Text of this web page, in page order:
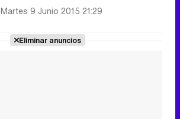
Martes 9 Junio 2015 21:29
Eliminar anuncios